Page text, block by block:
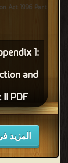
1:
and
PDF
Act 1996 Part
المزيد